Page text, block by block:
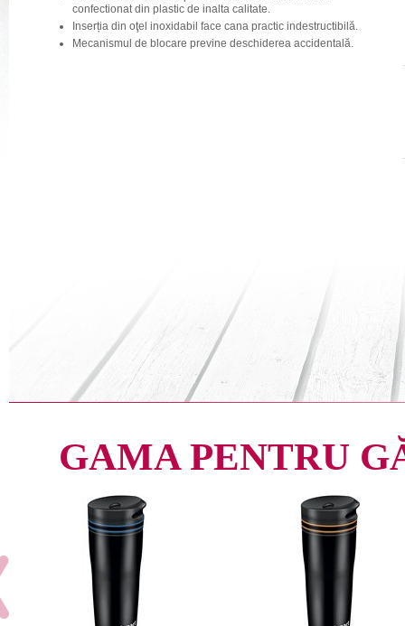
confectionat din plastic de inalta calitate.
Inserția din oţel inoxidabil face cana practic indestructibilă.
Mecanismul de blocare previne deschiderea accidentală.
GAMA PENTRU